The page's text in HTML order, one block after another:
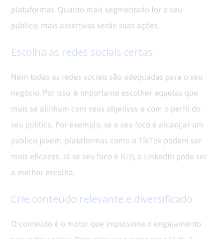
plataformas. Quanto mais segmentado for o seu
público, mais assertivas serão suas ações.
Escolha as redes sociais certas
Nem todas as redes sociais são adequadas para o seu
negócio. Por isso, é importante escolher aquelas que
mais se alinham com seus objetivos e com o perfil do
seu público. Por exemplo, se o seu foco é alcançar um
público jovem, plataformas como o TikTok podem ser
mais eficazes. Já se seu foco é B2B , o LinkedIn pode ser
a melhor escolha.
Crie conteúdo relevante e diversificado
O conteúdo é o motor que impulsiona o engajamento